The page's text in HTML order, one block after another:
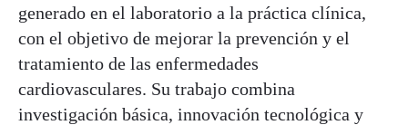
generado en el laboratorio a la práctica clínica,
con el objetivo de mejorar la prevención y el
tratamiento de las enfermedades
cardiovasculares. Su trabajo combina
investigación básica, innovación tecnológica y